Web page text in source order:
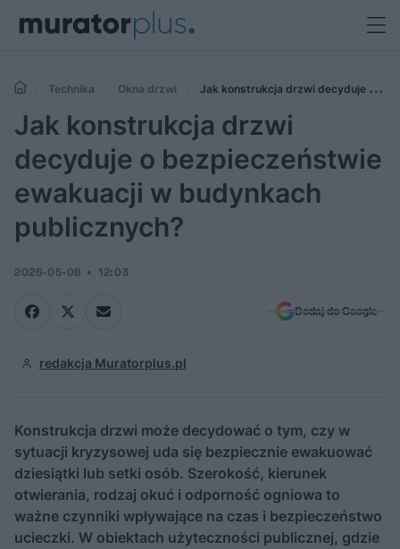
Technika Okna drzwi
Jak konstrukcja drzwi decyduje o
bezpieczeństwie ewakuacji w budynkach publicznych?
Jak konstrukcja drzwi
decyduje o bezpieczeństwie
ewakuacji w budynkach
publicznych?
2026-05-08 12:03
Dodaj do Google
redakcja Muratorplus.pl
Konstrukcja drzwi może decydować o tym, czy w
sytuacji kryzysowej uda się bezpiecznie ewakuować
dziesiątki lub setki osób. Szerokość, kierunek
otwierania, rodzaj okuć i odporność ogniowa to
ważne czynniki wpływające na czas i bezpieczeństwo
ucieczki. W obiektach użyteczności publicznej, gdzie